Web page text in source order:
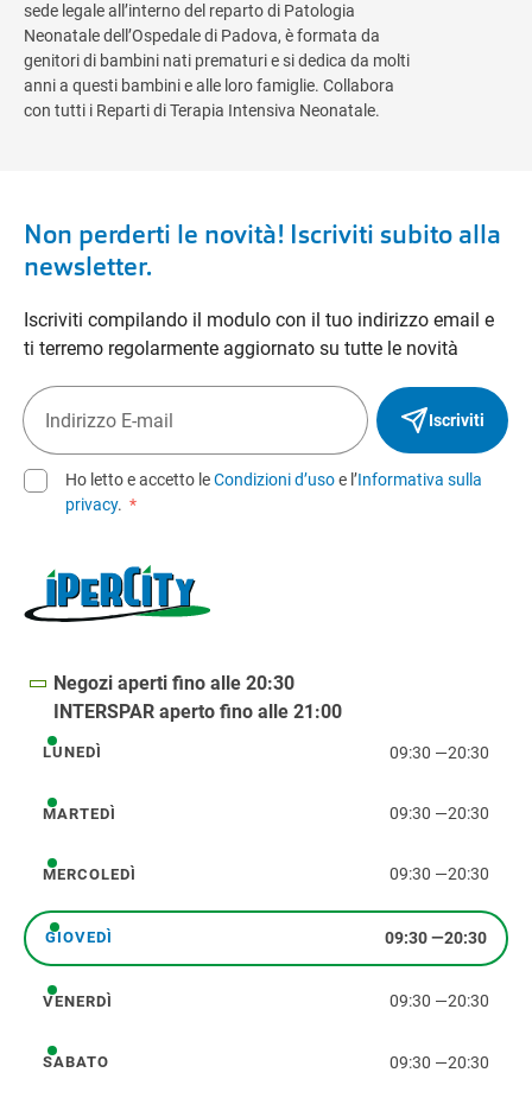
sede legale all’interno del reparto di Patologia
Neonatale dell’Ospedale di Padova, è formata da
genitori di bambini nati prematuri e si dedica da molti
anni a questi bambini e alle loro famiglie. Collabora
con tutti i Reparti di Terapia Intensiva Neonatale.
Non perderti le novità! Iscriviti subito alla
newsletter.
Iscriviti compilando il modulo con il tuo indirizzo email e
ti terremo regolarmente aggiornato su tutte le novità
Iscriviti
Ho letto e accetto leCondizioni d’usoe l’Informativa sulla
privacy. *
Negozi aperti fino alle 20:30
INTERSPAR aperto fino alle 21:00
lunedì
LUNEDÌ 09:30 —20:30
martedì
MARTEDÌ 09:30 —20:30
mercoledì
MERCOLEDÌ 09:30 —20:30
giovedì
GIOVEDÌ 09:30—20:30
venerdì
VENERDÌ 09:30 —20:30
sabato
SABATO 09:30 —20:30